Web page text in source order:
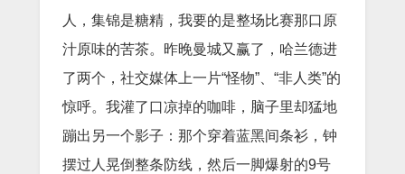
人，集锦是糖精，我要的是整场比赛那口原
汁原味的苦茶。昨晚曼城又赢了，哈兰德进
了两个，社交媒体上一片“怪物”、“非人类”的
惊呼。我灌了口凉掉的咖啡，脑子里却猛地
蹦出另一个影子：那个穿着蓝黑间条衫，钟
摆过人晃倒整条防线，然后一脚爆射的9号